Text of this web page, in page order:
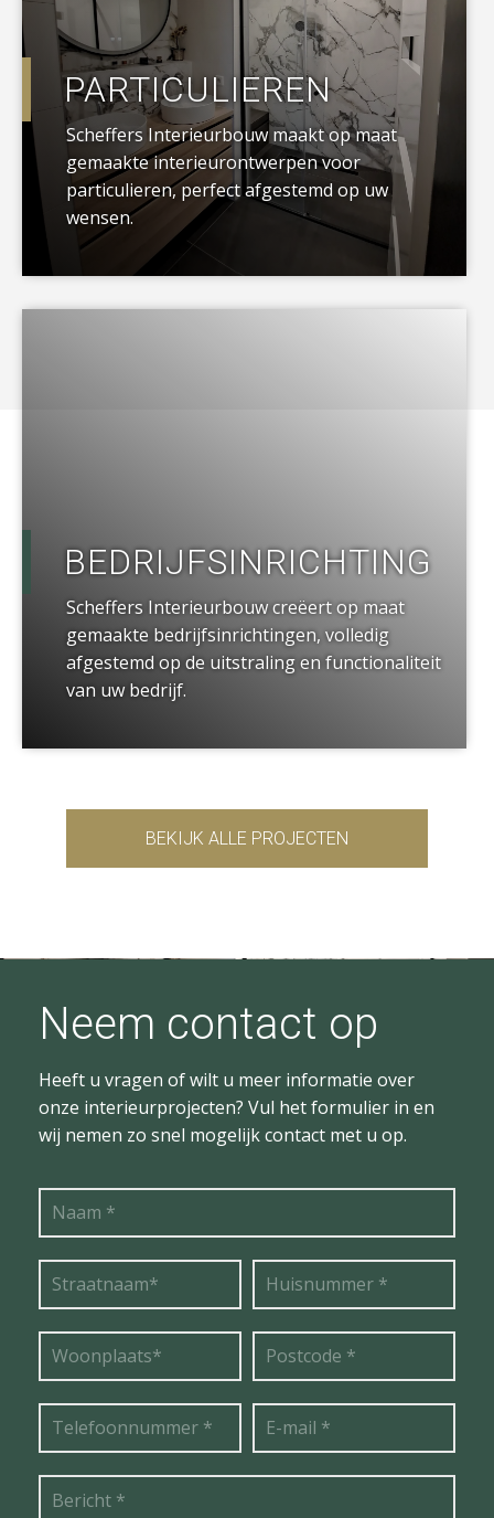
PARTICULIEREN
Scheffers Interieurbouw maakt op maat
gemaakte interieurontwerpen voor
particulieren, perfect afgestemd op uw
wensen.
BEDRIJFSINRICHTING
Scheffers Interieurbouw creëert op maat
gemaakte bedrijfsinrichtingen, volledig
afgestemd op de uitstraling en functionaliteit
van uw bedrijf.
BEKIJK ALLE PROJECTEN
Neem contact op
Heeft u vragen of wilt u meer informatie over
onze interieurprojecten? Vul het formulier in en
wij nemen zo snel mogelijk contact met u op.